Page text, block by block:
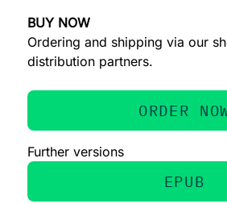
BUY NOW
Ordering and shipping via our
distribution partners.
ORDER
Further versions
EPUB